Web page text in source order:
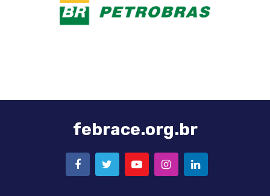
febrace.org.br
FACEBOOK
TWITTERYOUTUBEINSTAGRAM
LINKEDIN